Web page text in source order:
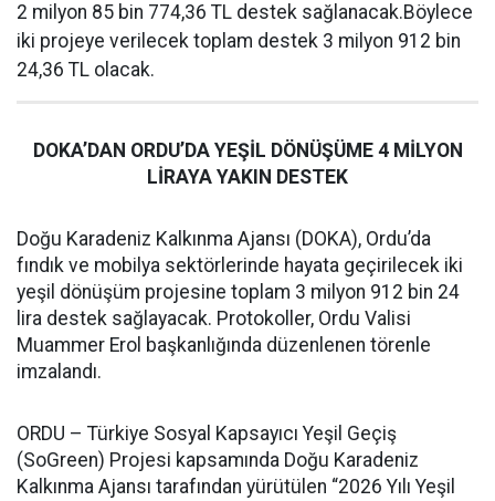
2 milyon 85 bin 774,36 TL destek sağlanacak.Böylece
iki projeye verilecek toplam destek 3 milyon 912 bin
24,36 TL olacak.
DOKA’DAN ORDU’DA YEŞİL DÖNÜŞÜME 4 MİLYON
LİRAYA YAKIN DESTEK
Doğu Karadeniz Kalkınma Ajansı (DOKA), Ordu’da
fındık ve mobilya sektörlerinde hayata geçirilecek iki
yeşil dönüşüm projesine toplam 3 milyon 912 bin 24
lira destek sağlayacak. Protokoller, Ordu Valisi
Muammer Erol başkanlığında düzenlenen törenle
imzalandı.
ORDU – Türkiye Sosyal Kapsayıcı Yeşil Geçiş
(SoGreen) Projesi kapsamında Doğu Karadeniz
Kalkınma Ajansı tarafından yürütülen “2026 Yılı Yeşil